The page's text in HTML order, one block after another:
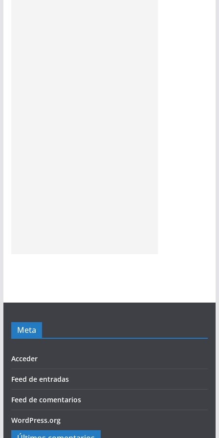
Meta
Acceder
Feed de entradas
Feed de comentarios
WordPress.org